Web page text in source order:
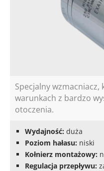
Specjalny
warunkach z bardzo
otoczenia.
Wydajność: duża
Poziom hałasu: niski
Kołnierz montażowy:
Regulacja przepływu: